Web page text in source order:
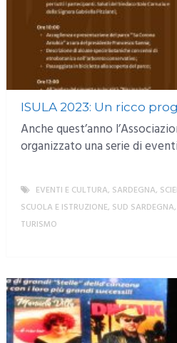
ISULA 2023: Un ricco
Anche quest’anno
organizzato una serie di
EVENTI E CULTURA, SARDEGNA,
SCUOLA E ISTRUZIONE, SUD SARDEGNA,
TURISMO